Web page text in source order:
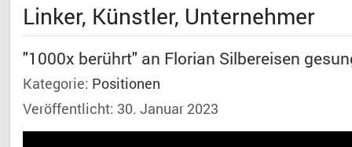
Linker, Künstler, Unternehmer
"1000x berührt" an Florian Silbereisen
Kategorie: Positionen
Veröffentlicht: 30. Januar 2023